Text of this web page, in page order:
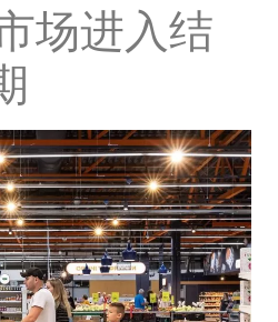
场进入结